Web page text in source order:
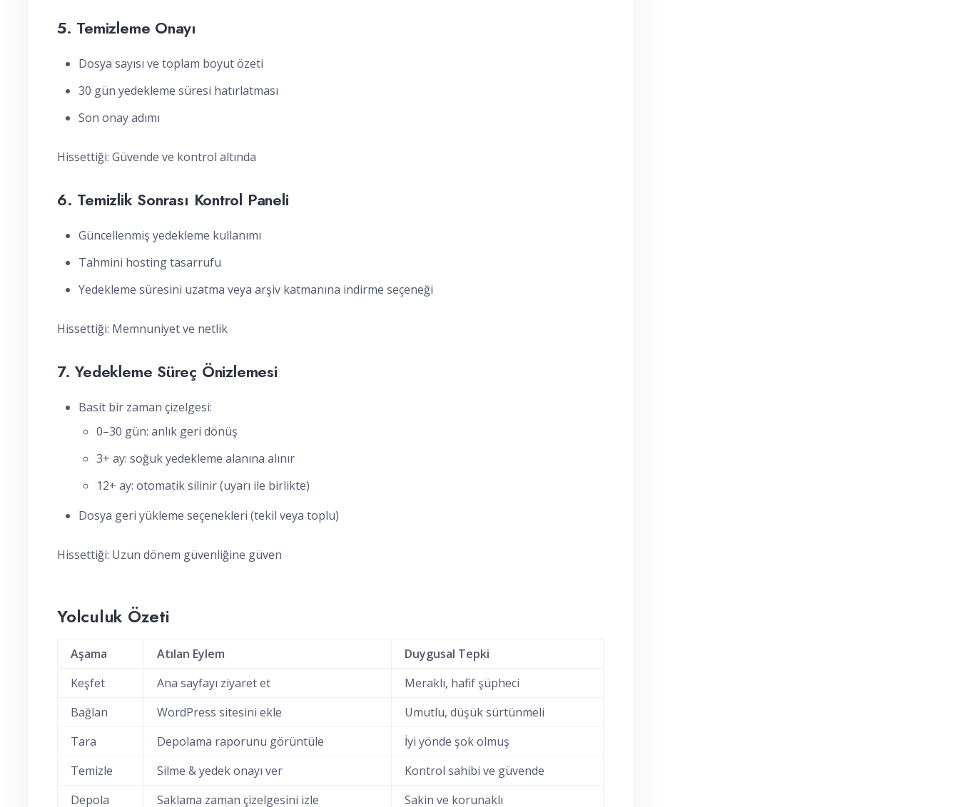
5. Temizleme Onayı
Dosya sayısı ve toplam boyut özeti
30 gün yedekleme süresi hatırlatması
Son onay adımı
Hissettiği: Güvende ve kontrol altında
6. Temizlik Sonrası Kontrol Paneli
Güncellenmiş yedekleme kullanımı
Tahmini hosting tasarrufu
Yedekleme süresini uzatma veya arşiv katmanına indirme seçeneği
Hissettiği: Memnuniyet ve netlik
7. Yedekleme Süreç Önizlemesi
Basit bir zaman çizelgesi:
0–30 gün: anlık geri dönüş
3+ ay: soğuk yedekleme alanına alınır
12+ ay: otomatik silinir (uyarı ile birlikte)
Dosya geri yükleme seçenekleri (tekil veya toplu)
Hissettiği: Uzun dönem güvenliğine güven
Yolculuk Özeti
Aşama Atılan Eylem
Duygusal Tepki
Keşfet
Ana sayfayı ziyaret et
Meraklı, hafif şüpheci
Bağlan
WordPress sitesini ekle
Umutlu, düşük sürtünmeli
Tara
Depolama raporunu görüntüle
İyi yönde şok olmuş
Temizle
Silme & yedek onayı ver
Kontrol sahibi ve güvende
Depola
Saklama zaman çizelgesini izle Sakin ve korunaklı